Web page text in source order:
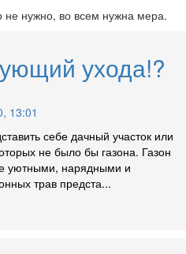
не нужно, во всем нужна мера.
ухода!?
13:01
себе дачный участок или
не было бы газона. Газон
уютными, нарядными и
трав предста...